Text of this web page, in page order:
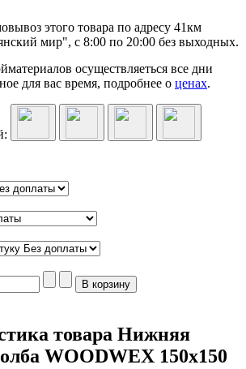
этого товара по адресу 41км
мир", с 8:00 по 20:00 без выходных.
осуществляеться все дни
для вас время, подробнее о ценах.
товара Нижняя
WOODWEX 150х150